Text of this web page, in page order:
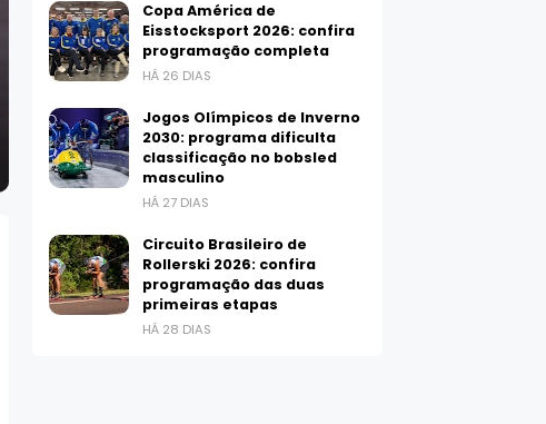
Copa América de
Eisstocksport 2026: confira
programação completa
HÁ 26 DIAS
Jogos Olímpicos de Inverno
2030: programa dificulta
classificação no bobsled
masculino
HÁ 27 DIAS
Circuito Brasileiro de
Rollerski 2026: confira
programação das duas
primeiras etapas
HÁ 28 DIAS